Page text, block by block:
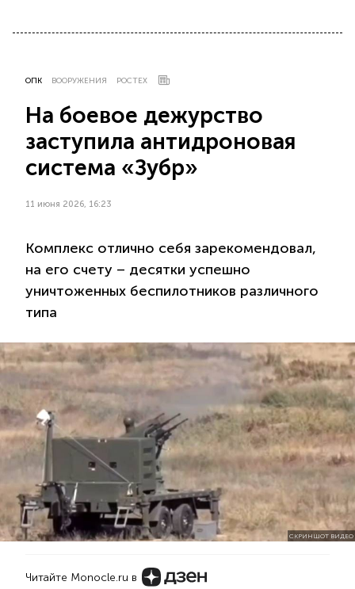
ОПК ВООРУЖЕНИЯ РОСТЕХ
На боевое дежурство
заступила антидроновая
система «Зубр»
11 июня 2026, 16:23
Комплекс отлично себя зарекомендовал,
на его счету – десятки успешно
уничтоженных беспилотников различного
типа
СКРИНШОТ ВИДЕО
Читайте Monocle.ru в